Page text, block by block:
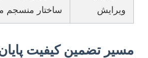
ویرایش
ساختار منسجم
مسیر تضمین کیفیت